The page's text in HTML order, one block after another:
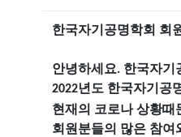
한국자기공명학회 회
안녕하세요. 한국자기
2022년도 한국자기공
현재의 코로나 상황때
회 원분들의 많은 참여